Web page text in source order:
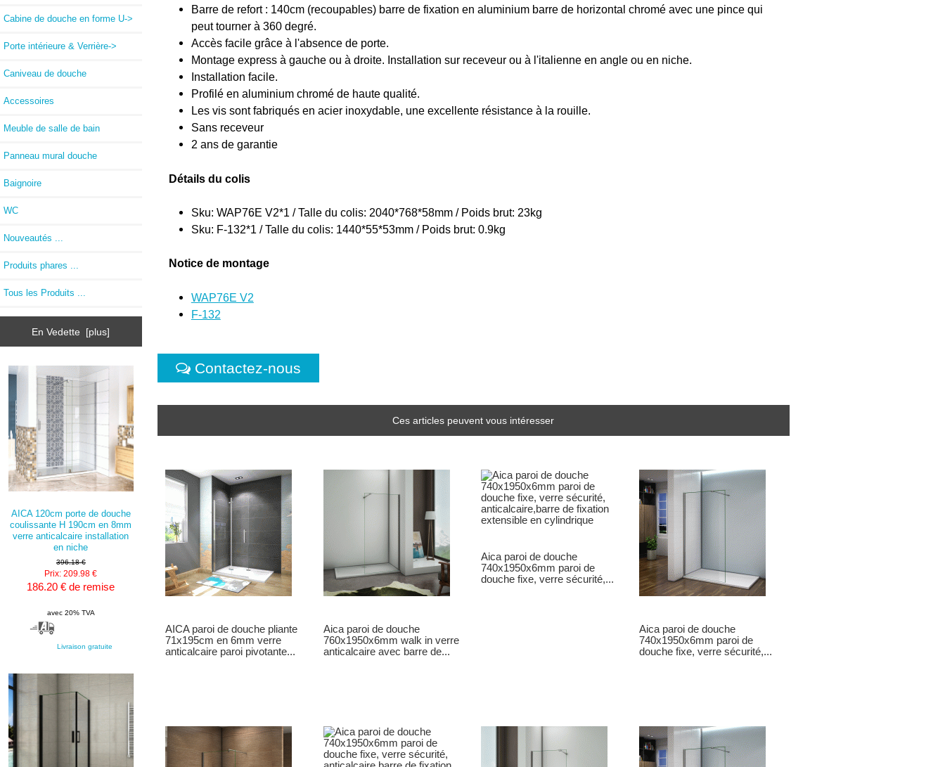
Cabine de douche en forme U->
Porte intérieure & Verrière->
Caniveau de douche
Accessoires
Meuble de salle de bain
Panneau mural douche
Baignoire
WC
Nouveautés ...
Produits phares ...
Tous les Produits ...
En Vedette [plus]
AICA 120cm porte de douche
coulissante H 190cm en 8mm
verre anticalcaire installation
en niche
396.18 €
Prix: 209.98 €
186.20 € de remise
avec 20% TVA
Livraison gratuite
Barre de refort : 140cm (recoupables) barre de fixation en aluminium barre de horizontal chromé avec une pince qui
peut tourner à 360 degré.
Accès facile grâce à l'absence de porte.
Montage express à gauche ou à droite. Installation sur receveur ou à l'italienne en angle ou en niche.
Installation facile.
Profilé en aluminium chromé de haute qualité.
Les vis sont fabriqués en acier inoxydable, une excellente résistance à la rouille.
Sans receveur
2 ans de garantie
Détails du colis
Sku: WAP76E V2*1 / Talle du colis: 2040*768*58mm / Poids brut: 23kg
Sku: F-132*1 / Talle du colis: 1440*55*53mm / Poids brut: 0.9kg
Notice de montage
WAP76E V2
F-132
Contactez-nous
Ces articles peuvent vous intéresser
AICA paroi de douche pliante
71x195cm en 6mm verre
anticalcaire paroi pivotante...
Aica paroi de douche
760x1950x6mm walk in verre
anticalcaire avec barre de...
Aica paroi de douche
740x1950x6mm paroi de
douche fixe, verre sécurité,...
Aica paroi de douche
740x1950x6mm paroi de
douche fixe, verre sécurité,...